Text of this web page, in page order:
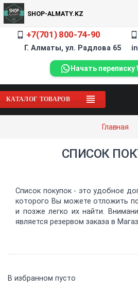
SHOP-ALMATY.KZ
+7(701) 800-74-90
Г. Алматы, ул. Радлова 65
Начать переписку
КАТАЛОГ ТОВАРОВ
Главная
СПИСОК
Список покупок - это удобное
которого Вы можете отложить
и позже легко их найти.
является резервом заказа в
В избранном пусто